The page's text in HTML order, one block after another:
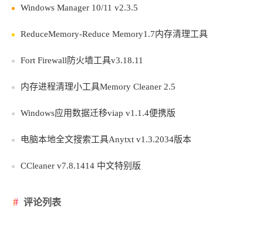
Windows Manager 10/11 v2.3.5
ReduceMemory-Reduce Memory1.7内存清理工具
Fort Firewall防火墙工具v3.18.11
内存进程清理小工具Memory Cleaner 2.5
Windows应用数据迁移viap v1.1.4便携版
电脑本地全文搜索工具Anytxt v1.3.2034版本
CCleaner v7.8.1414 中文特别版
评论列表